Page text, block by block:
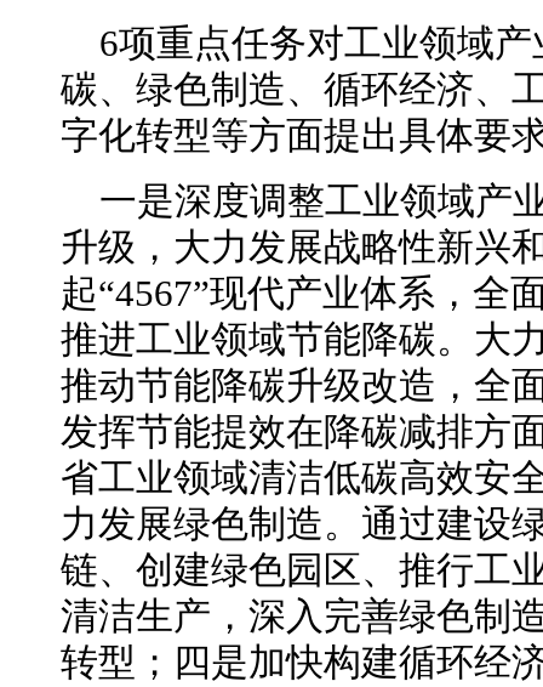
6项重点任务对工业领域
碳、绿色制造、循环经济、
字化转型等方面提出具体要
一是深度调整工业领域产
升级，大力发展战略性新兴
起“4567”现代产业体系，全
推进工业领域节能降碳。大
推动节能降碳升级改造，全
发挥节能提效在降碳减排方
省工业领域清洁低碳高效安
力发展绿色制造。通过建设
链、创建绿色园区、推行工
清洁生产，深入完善绿色制
转型；四是加快构建循环经